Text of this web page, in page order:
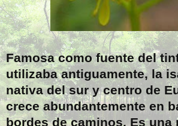
Famosa como fuente del
utilizaba antiguamente, la
nativa del sur y centro de
crece abundantemente en
bordes de caminos. Es una